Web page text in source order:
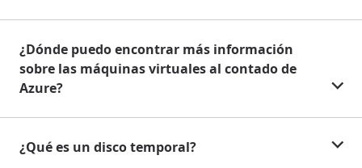
¿Dónde puedo encontrar más información
sobre las máquinas virtuales al contado de
Azure?
¿Qué es un disco temporal?